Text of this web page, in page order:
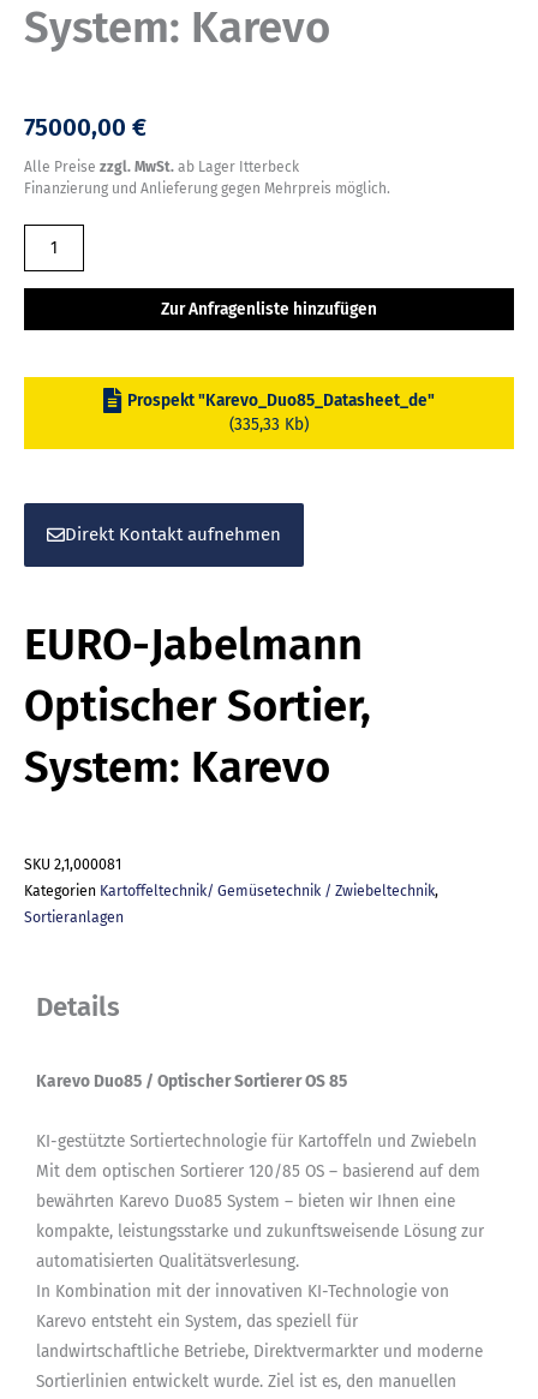
System: Karevo
75000,00 €
Alle Preise zzgl. MwSt. ab Lager Itterbeck
Finanzierung und Anlieferung gegen Mehrpreis möglich.
EURO-
Jabelmann
Sortier,
Zur Anfragenliste hinzufügen
Prospekt "Karevo_Duo85_Datasheet_de"
(335,33 Kb)
Direkt Kontakt aufnehmen
EURO-Jabelmann
Optischer Sortier,
System: Karevo
SKU 2,1,000081
Kategorien Kartoffeltechnik/ Gemüsetechnik / Zwiebeltechnik,
Sortieranlagen
Details
Karevo Duo85 / Optischer Sortierer OS 85
KI-gestützte Sortiertechnologie für Kartoffeln und Zwiebeln
Mit dem optischen Sortierer 120/85 OS – basierend auf dem
bewährten Karevo Duo85 System – bieten wir Ihnen eine
kompakte, leistungsstarke und zukunftsweisende Lösung zur
automatisierten Qualitätsverlesung.
In Kombination mit der innovativen KI-Technologie von
Karevo entsteht ein System, das speziell für
landwirtschaftliche Betriebe, Direktvermarkter und moderne
Sortierlinien entwickelt wurde. Ziel ist es, den manuellen